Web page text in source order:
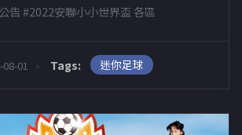
告 #2022安聯小小世界盃 各區
01 Tags: 迷你足球